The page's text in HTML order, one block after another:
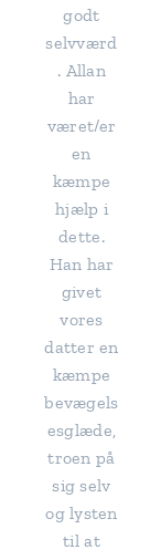
godt
selvværd
. Allan
har
været/er
en
kæmpe
hjælp i
dette.
Han har
givet
vores
datter en
kæmpe
bevægels
esglæde,
troen på
sig selv
og lysten
til at